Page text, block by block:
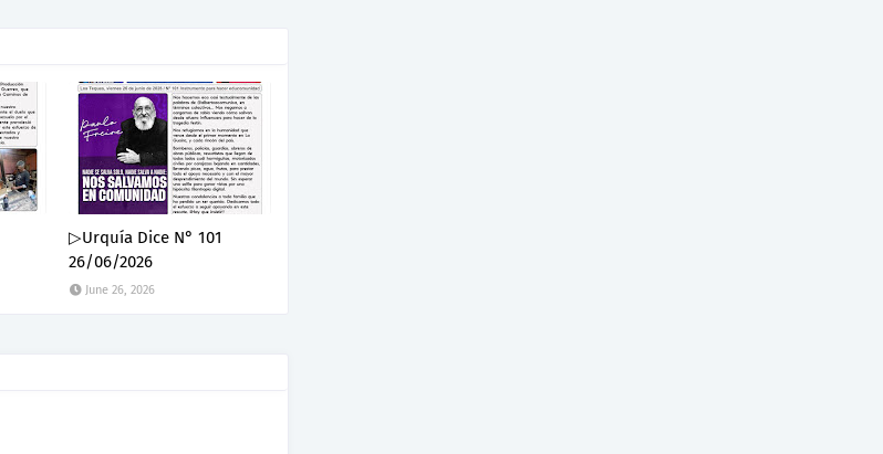
▷Urquía Dice N° 101
26/06/2026
June 26, 2026